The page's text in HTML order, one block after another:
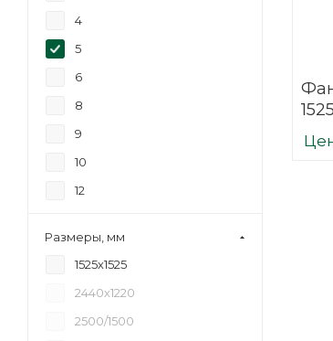
4
5
6
8
9
10
12
18
Размеры, мм
1525х1525
2440х1220
2500/1500